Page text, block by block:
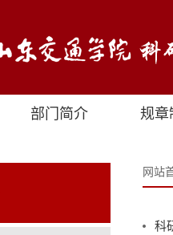
部门简介 规
网站
科